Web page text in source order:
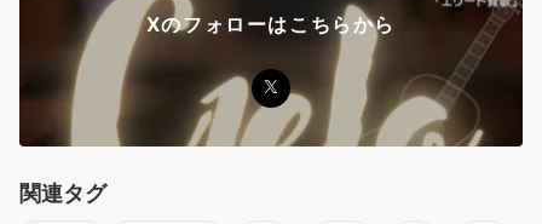
Xのフォローはこちらから
関連タグ